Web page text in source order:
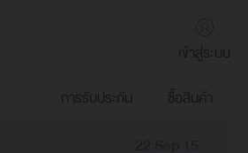
เข้าสู่ระบบ
การรับประกัน
ซื้อสินค้า